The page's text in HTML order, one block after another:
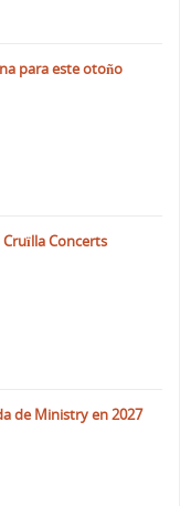
para este otoño
Cruïlla Concerts
de Ministry en 2027